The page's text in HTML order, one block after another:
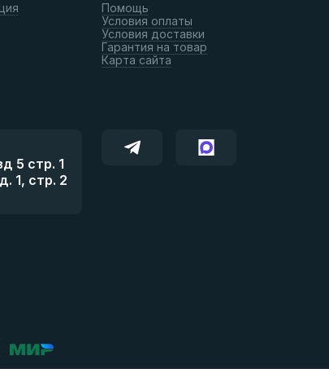
Помощь
Условия оплаты
Условия доставки
Гарантия на товар
Карта сайта
5 стр. 1
1, стр. 2